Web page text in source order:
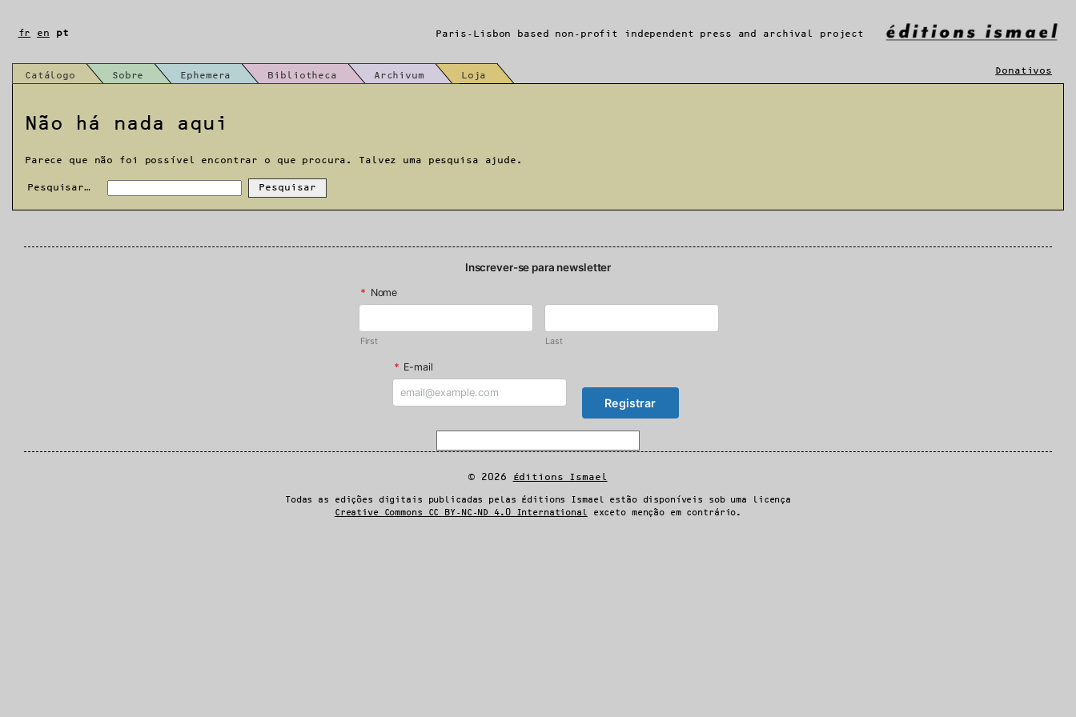
para
Paris-Lisbon based non-profit independent press and archival project
Catálogo Sobre Ephemera Bibliotheca Archivum Loja
Donativos
fr en pt
Não há nada aqui
Parece que não foi possível encontrar o que procura. Talvez uma pesquisa ajude.
Pesquisar…
Inscrever-se para newsletter
* Nome
First Last
* E-mail
© 2026 Éditions Ismael
Todas as edições digitais publicadas pelas Éditions Ismael estão disponíveis sob uma licença
Creative Commons CC BY-NC-ND 4.0 International exceto menção em contrário.